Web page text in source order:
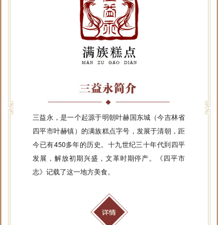
三益永，是一个起源于明朝叶赫国东城（今吉林省
四平市叶赫镇）的满族糕点字号，发展于清朝，距
今已有450多年的历史。十九世纪三十年代到四平
发展，解放初期兴盛，文革时期停产。《四平市
志》记载了这一地方美食。